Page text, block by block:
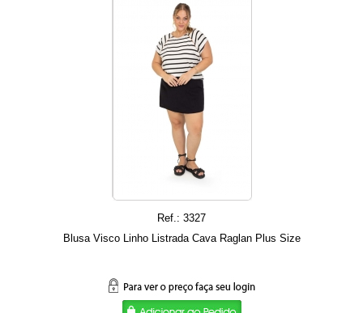
Ref.: 3327
Blusa Visco Linho Listrada Cava Raglan Plus Size